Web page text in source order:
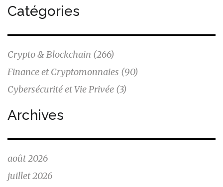
Catégories
Crypto & Blockchain (266)
Finance et Cryptomonnaies (90)
Cybersécurité et Vie Privée (3)
Archives
août 2026
juillet 2026